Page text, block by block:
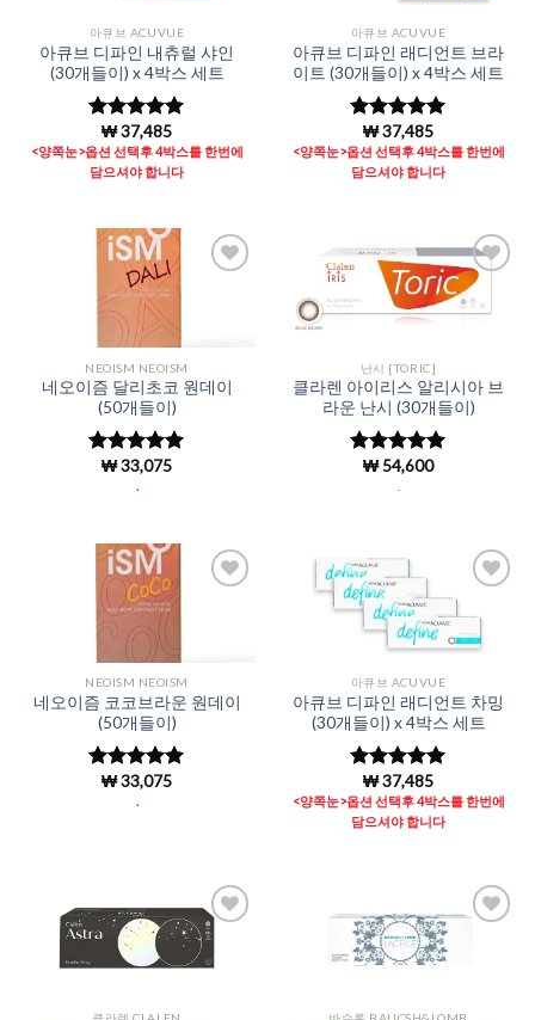
아큐브 ACUVUE
아큐브 디파인 내츄럴 샤인
(30개들이) x 4박스 세트
5 중에서
4.98로 평
가됨
₩37,485
<양쪽눈>옵션 선택후 4박스를 한번에
담으셔야 합니다
아큐브 ACUVUE
아큐브 디파인 래디언트 브라
이트 (30개들이) x 4박스 세트
5 중에서
4.97로 평
가됨
₩37,485
<양쪽눈>옵션 선택후 4박스를 한번에
담으셔야 합니다
NEOISM NEOISM
네오이즘 달리초코 원데이
(50개들이)
5 중에서
로 평
₩33,075
.
Add to
Wishlist
난시 [TORIC]
클라렌 아이리스 알리시아 브
라운 난시 (30개들이)
5 중에서
로 평가됨
₩54,600
NEOISM NEOISM
네오이즘 코코브라운 원데이
(50개들이)
5 중에서
로 평
₩33,075
.
Add to
Wishlist
아큐브 ACUVUE
아큐브 디파인 래디언트 차밍
(30개들이) x 4박스 세트
5 중에서
4.98로 평
가됨
₩37,485
<양쪽눈>옵션 선택후 4박스를 한번에
담으셔야 합니다
Add to
Wishlist